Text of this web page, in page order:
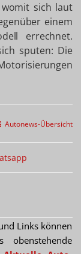
sich laut
einem
errechnet.
sputen: Die
Autonews-Übersicht
Links können